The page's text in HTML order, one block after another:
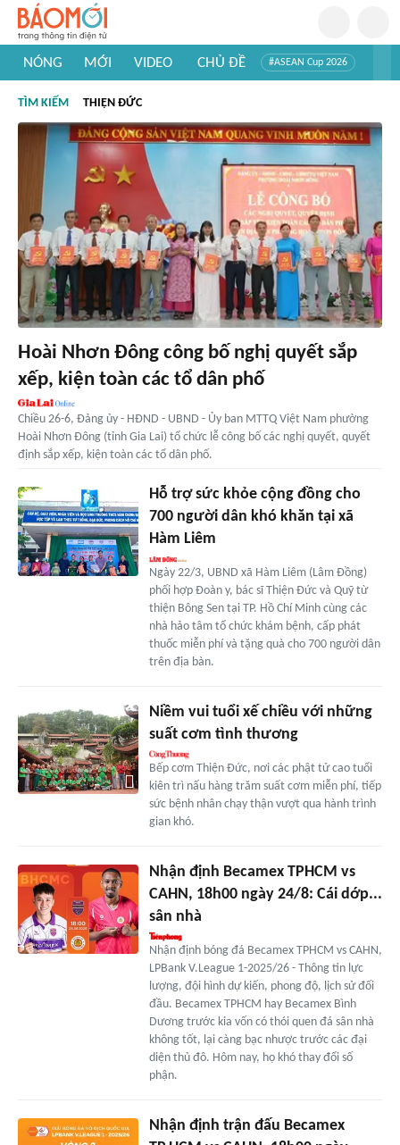
NÓNG MỚI VIDEO CHỦ ĐỀ #ASEAN Cup 2026
#Khám phá thế giới
TÌM KIẾM THIỆN ĐỨC
Hoài Nhơn Đông công bố nghị quyết sắp
xếp, kiện toàn các tổ dân phố
Chiều 26-6, Đảng ủy - HĐND - UBND - Ủy ban MTTQ Việt Nam phường
Hoài Nhơn Đông (tỉnh Gia Lai) tổ chức lễ công bố các nghị quyết, quyết
định sắp xếp, kiện toàn các tổ dân phố.
Hỗ trợ sức khỏe cộng đồng cho
700 người dân khó khăn tại xã
Hàm Liêm
Ngày 22/3, UBND xã Hàm Liêm (Lâm Đồng)
phối hợp Đoàn y, bác sĩ Thiện Đức và Quỹ từ
thiện Bông Sen tại TP. Hồ Chí Minh cùng các
nhà hảo tâm tổ chức khám bệnh, cấp phát
thuốc miễn phí và tặng quà cho 700 người dân
trên địa bàn.
Niềm vui tuổi xế chiều với những
suất cơm tình thương
Bếp cơm Thiện Đức, nơi các phật tử cao tuổi
kiên trì nấu hàng trăm suất cơm miễn phí, tiếp
sức bệnh nhân chạy thận vượt qua hành trình
gian khó.
Nhận định Becamex TPHCM vs
CAHN, 18h00 ngày 24/8: Cái dớp...
sân nhà
Nhận định bóng đá Becamex TPHCM vs CAHN,
LPBank V.League 1-2025/26 - Thông tin lực
lượng, đội hình dự kiến, phong độ, lịch sử đối
đầu. Becamex TPHCM hay Becamex Bình
Dương trước kia vốn có thói quen đá sân nhà
không tốt, lại càng bạc nhược trước các đại
diện thủ đô. Hôm nay, họ khó thay đổi số
phận.
Nhận định trận đấu Becamex